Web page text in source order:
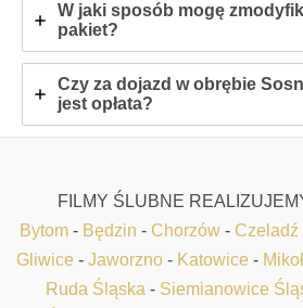
W jaki sposób mogę
pakiet?
Czy za dojazd w obrębie
jest opłata?
FILMY ŚLUBNE
Bytom - Będzin - Chorzów - Czeladź
Gliwice- Jaworzno- Katowice-
Ruda Śląska - Siemianowice